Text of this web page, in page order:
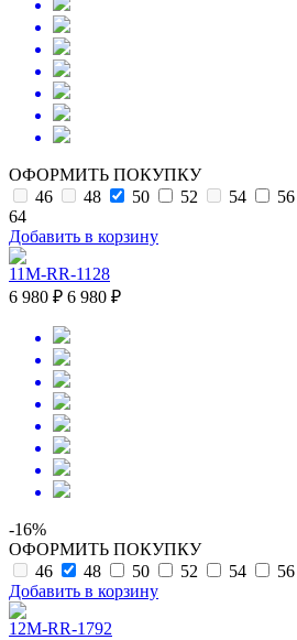
ОФОРМИТЬ ПОКУПКУ
46
48 50 52 54 56
64
Добавить в корзину
11M-RR-1128
6 980 ₽ 6 980 ₽
-16%
ОФОРМИТЬ ПОКУПКУ
46
48 50 52 54 56
Добавить в корзину
12M-RR-1792